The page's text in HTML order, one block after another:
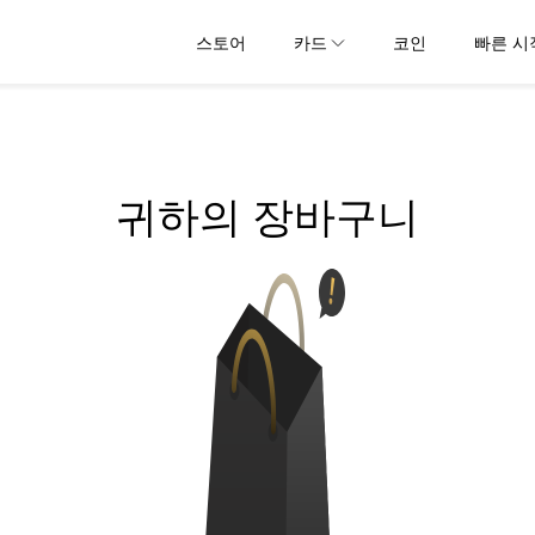
스토어 카드 코인 빠른 시
귀하의 장바구니